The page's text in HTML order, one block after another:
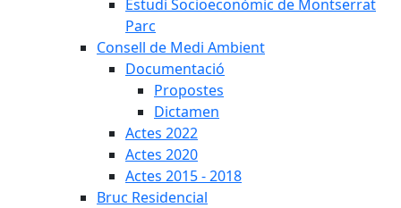
Estudi Socioeconòmic de Montserrat
Parc
Consell de Medi Ambient
Documentació
Propostes
Dictamen
Actes 2022
Actes 2020
Actes 2015 - 2018
Bruc Residencial